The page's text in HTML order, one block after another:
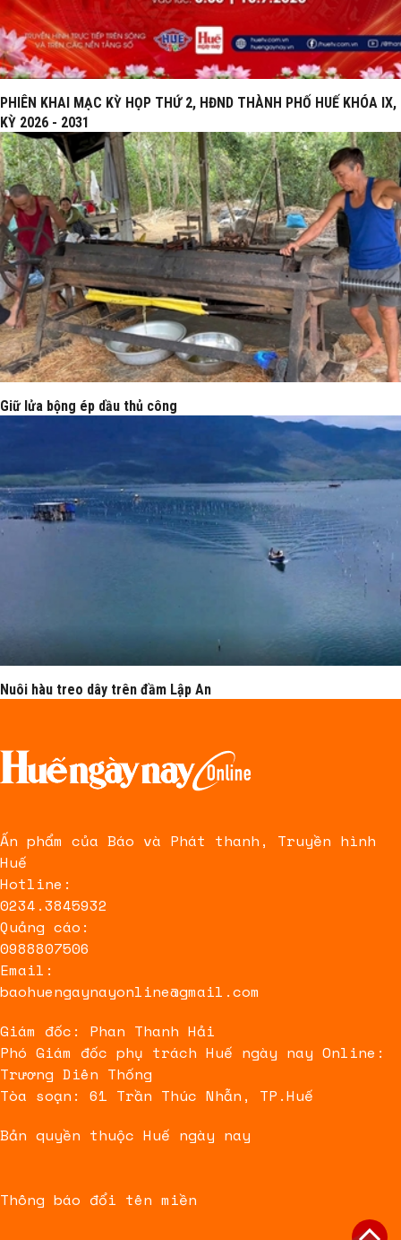
PHIÊN KHAI MẠC KỲ HỌP THỨ 2, HĐND THÀNH PHỐ HUẾ KHÓA IX,
KỲ 2026 - 2031
Giữ lửa bộng ép dầu thủ công
Nuôi hàu treo dây trên đầm Lập An
Ấn phẩm của Báo và Phát thanh, Truyền hình
Huế
Hotline:
0234.3845932
Quảng cáo:
0988807506
Email:
baohuengaynayonline@gmail.com
Giám đốc: Phan Thanh Hải
Phó Giám đốc phụ trách Huế ngày nay Online:
Trương Diên Thống
Tòa soạn: 61 Trần Thúc Nhẫn, TP.Huế
Bản quyền thuộc Huế ngày nay
Thông báo đổi tên miền